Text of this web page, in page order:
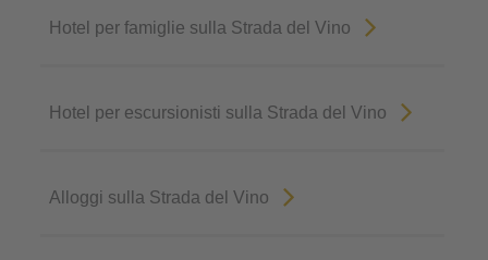
Hotel per famiglie sulla Strada del Vino
Hotel per escursionisti sulla Strada del Vino
Alloggi sulla Strada del Vino